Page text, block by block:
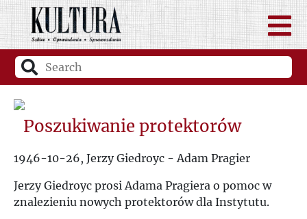
Poszukiwanie protektorów
1946-10-26, Jerzy Giedroyc - Adam Pragier
Jerzy Giedroyc prosi Adama Pragiera o pomoc w
znalezieniu nowych protektorów dla Instytutu.